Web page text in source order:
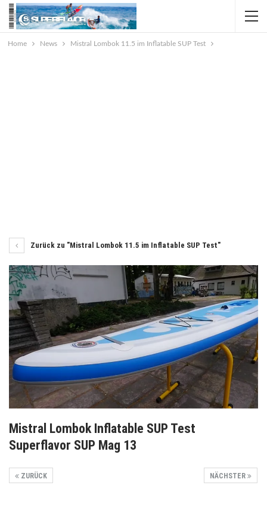
Home News Mistral Lombok 11.5 im Inflatable SUP Test
Zurück zu "Mistral Lombok 11.5 im Inflatable SUP Test"
Mistral Lombok Inflatable SUP Test
Superflavor SUP Mag 13
NÄCHSTER
ZURÜCK